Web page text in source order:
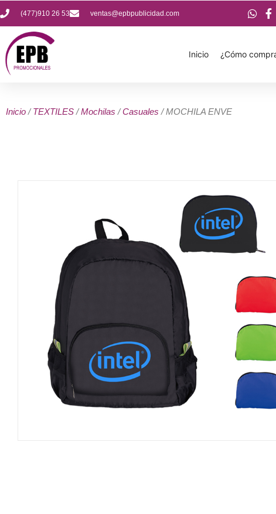
(477)910 26 53 ventas@epbpublicidad.com
Inicio ¿Cómo
Inicio /TEXTILES /Mochilas /Casuales / MOCHILA ENVE